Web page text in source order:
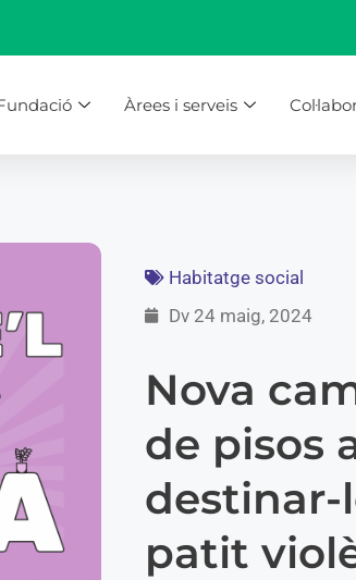
Àrees i serveis
Habitatge social
Dv 24 maig, 2024
Nova
de pisos
destinar-
patit